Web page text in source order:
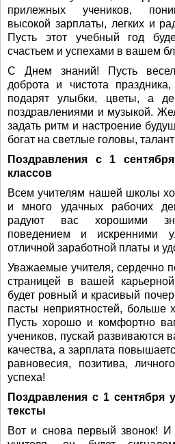
прилежных учеников,
высокой зарплаты, легких и
Пусть этот учебный год
счастьем и успехами в вашем
С Днем знаний! Пусть
доброта и чистота
подарят улыбки, цветы, а
поздравлениями и музыкой.
задать ритм и настроение
богат на светлые головы,
Поздравления с 1
классов
Всем учителям нашей школы
и много удачных рабочих
радуют вас хорошими
поведением и искренними
отличной заработной платы и
Уважаемые учителя, сердечно
страницей в вашей
будет ровный и красивый
пасты неприятностей, больше
Пусть хорошо и комфортно
учеников, пускай развиваются
качества, а зарплата
равновесия, позитива,
успеха!
Поздравления с 1 сентября
тексты
Вот и снова первый звонок! И